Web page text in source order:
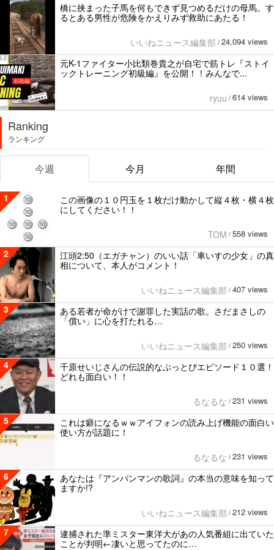
橋に挟まった子馬を何もできず見つめるだけの母馬。す
るとある男性が危険をかえりみず救助にあたる！
いいねニュース編集部 / 24,094 views
元K-1ファイター小比類巻貴之が自宅で筋トレ『ストイ
ックトレーニング初級編』を公開！！みんなで...
ryuu / 614 views
Ranking
ランキング
今週 今月 年間
1
この画像の１０円玉を１枚だけ動かして縦４枚・横４枚
にしてください！！
TOM / 558 views
2
江頭2:50（エガチャン）のいい話「車いすの少女」の真
相について、本人がコメント！
いいねニュース編集部 / 407 views
3
ある若者が命がけで謝罪した実話の歌。さだまさしの
「償い」に心を打たれる…
いいねニュース編集部 / 250 views
4
千原せいじさんの伝説的なぶっとびエピソード１０選！
どれも面白い！！
るなるな / 231 views
5
これは癖になるｗｗアイフォンの読み上げ機能の面白い
使い方が話題に！
るなるな / 231 views
6
あなたは『アンパンマンの歌詞』の本当の意味を知って
ますか!?
いいねニュース編集部 / 212 views
7
逮捕された準ミスター東洋大があの人気番組に出ていた
ことが判明←凄いと思ってたのに…